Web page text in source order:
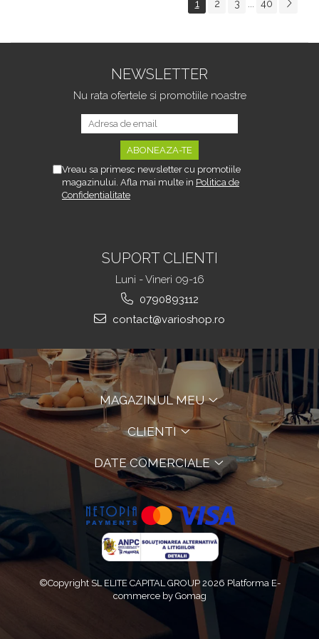
sau Portbagajului,
1 2 3 ... 40
NEWSLETTER
Nu rata ofertele si promotiile noastre
Vreau sa primesc newsletter cu promotiile
magazinului. Afla mai multe in Politica de
Confidentialitate
SUPORT CLIENTI
Luni - Vineri 09-16
0790893112
contact@varioshop.ro
MAGAZINUL MEU
CLIENTI
DATE COMERCIALE
©Copyright SL ELITE CAPITAL GROUP 2026 Platforma E-
commerce by Gomag